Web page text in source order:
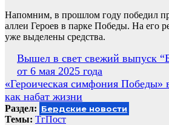
Напомним, в прошлом году победил
аллеи Героев в парке Победы. На его
уже выделены средства.
Навигация
по
записям
Вышел в свет свежий выпуск
от 6 мая 2025 года
«Героическая симфония Победы»
как набат жизни
Раздел: Бердские новости
Темы: ТгПост